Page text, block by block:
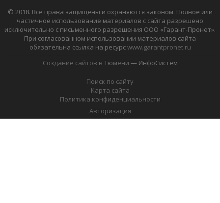
© 2018. Все права защищены и охраняются законом. Полное или
частичное использование материалов с сайта разрешено
исключительно с письменного разрешения ООО «Гарант-Пронет».
При согласованном использовании материалов сайта
обязательна ссылка на ресурсwww.garantpronet.ru
Создание сайтов в Тюмени — ИнфоСистем
Поиск по сайту
Карта сайта
Политика конфиденциальности
Авторизация